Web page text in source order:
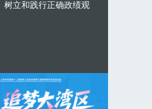
树立和践行正确政绩观